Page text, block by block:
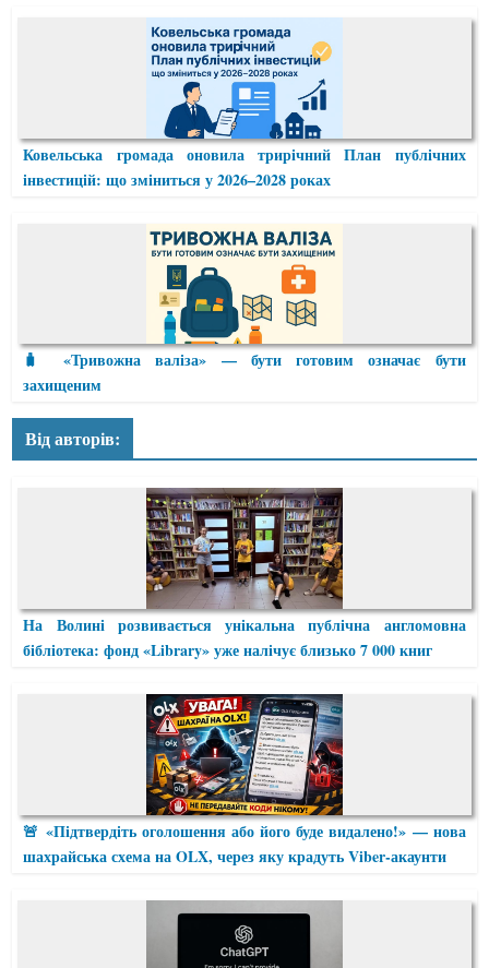
Ковельська громада оновила трирічний План публічних
інвестицій: що зміниться у 2026–2028 роках
🧳 «Тривожна валіза» — бути готовим означає бути
захищеним
Від авторів:
На Волині розвивається унікальна публічна англомовна
бібліотека: фонд «Library» уже налічує близько 7 000 книг
🚨 «Підтвердіть оголошення або його буде видалено!» — нова
шахрайська схема на OLX, через яку крадуть Viber-акаунти